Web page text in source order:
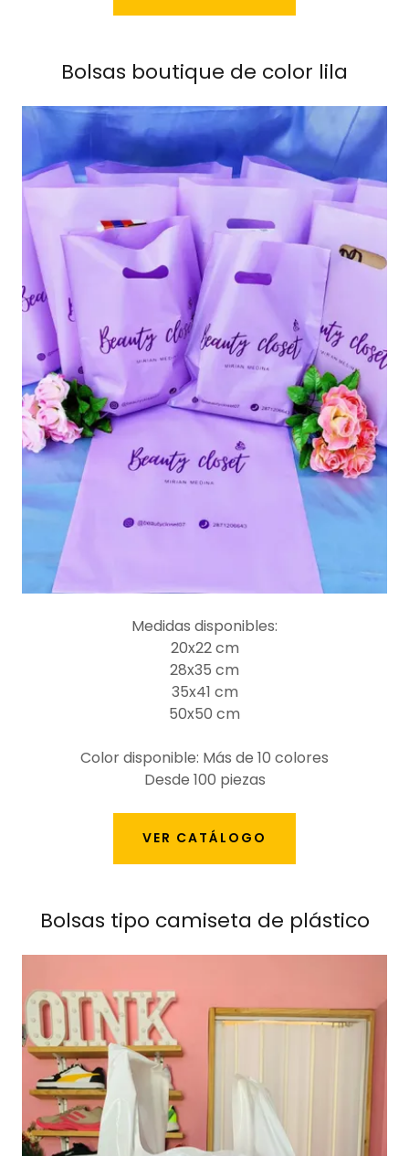
Bolsas boutique de color lila
Medidas disponibles:
20x22 cm
28x35 cm
35x41 cm
50x50 cm
Color disponible: Más de 10 colores
Desde 100 piezas
VER CATÁLOGO
Bolsas tipo camiseta de plástico